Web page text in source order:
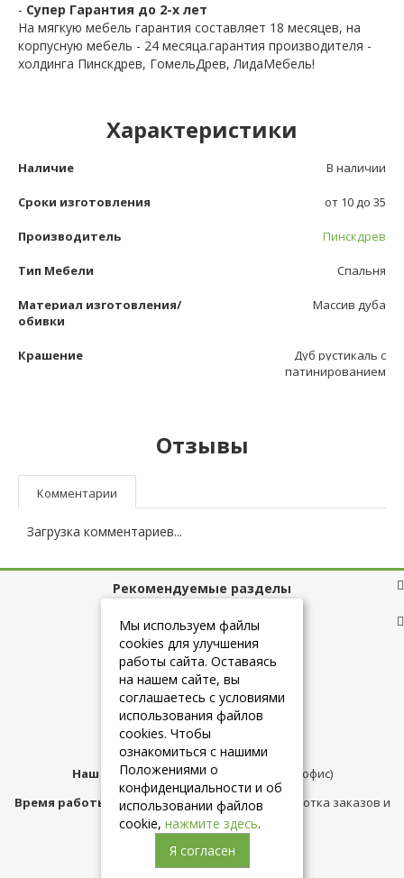
- Супер Гарантия до 2-х лет
На мягкую мебель гарантия составляет 18 месяцев, на
корпусную мебель - 24 месяца.гарантия производителя -
холдинга Пинскдрев, ГомельДрев, ЛидаМебель!
Характеристики
Наличие В наличии
Сроки изготовления от 10 до 35
Производитель Пинскдрев
Тип Мебели Спальня
Материал изготовления/
обивки
Массив дуба
Крашение
Дуб рустикаль с
патинированием
Отзывы
Комментарии
Загрузка комментариев...
Рекомендуемые разделы
Полезные ссылки
+7 (925) 084-10-60
Наш адрес:Москва,ул.Плещеева д.12 (офис)
Время работы магазина:с 10:00 до 21:00 (обработка заказов и
консультация)
Мы используем файлы
cookies для улучшения
работы сайта. Оставаясь
на нашем сайте, вы
соглашаетесь с условиями
использования файлов
cookies. Чтобы
ознакомиться с нашими
Положениями о
конфиденциальности и об
использовании файлов
cookie, нажмите здесь.
Я согласен